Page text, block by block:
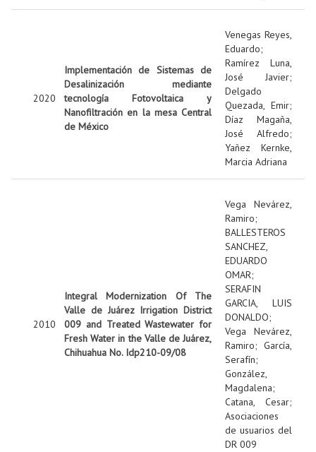
2020
Implementación de Sistemas de
Desalinización mediante
tecnología Fotovoltaica y
Nanofiltración en la mesa Central
de México
Venegas Reyes,
Eduardo;
Ramírez Luna,
José Javier;
Delgado
Quezada, Emir;
Díaz Magaña,
José Alfredo;
Yañez Kernke,
Marcia Adriana
2010
Integral Modernization Of The
Valle de Juárez Irrigation District
009 and Treated Wastewater for
Fresh Water in the Valle de Juárez,
Chihuahua No. Idp210-09/08
Vega Nevárez,
Ramiro;
BALLESTEROS
SANCHEZ,
EDUARDO
OMAR;
SERAFIN
GARCIA, LUIS
DONALDO;
Vega Nevárez,
Ramiro; García,
Serafín;
González,
Magdalena;
Catana, Cesar;
Asociaciones
de usuarios del
DR 009